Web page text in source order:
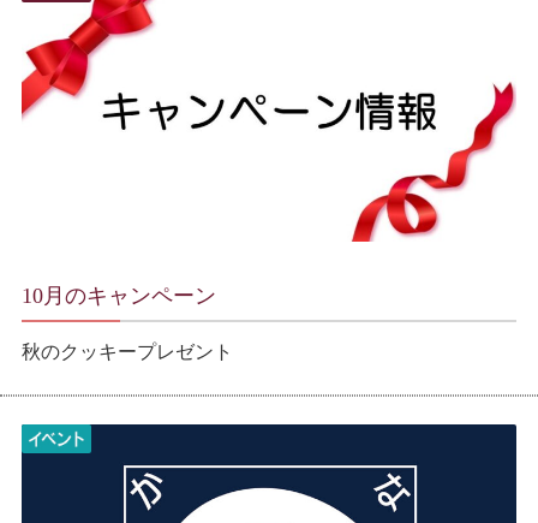
10月のキャンペーン
秋のクッキープレゼント